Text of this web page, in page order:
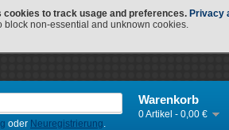
cookies to track usage and preferences. Privacy
block non-essential and unknown cookies.
Warenkorb
0 Artikel - 0,00 €
oder Neuregistrierung.